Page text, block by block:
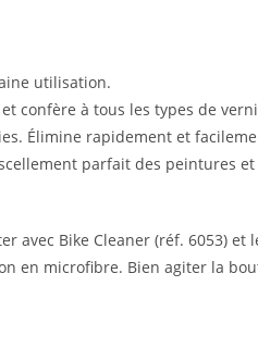
utilisation.
confère à tous les types de
Élimine rapidement et
parfait des peintures
avec Bike Cleaner (réf. 6053)
en microfibre. Bien agiter la